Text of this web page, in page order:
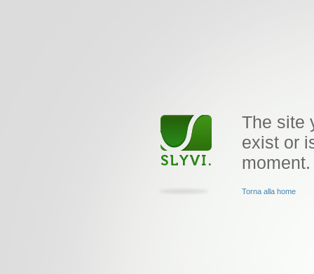
The site
exist or
moment.
Torna alla home